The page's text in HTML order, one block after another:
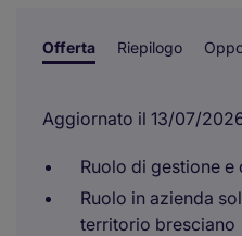
Offerta Riepilogo
Aggiornato il 13/07/
Ruolo di gestione
Ruolo in azienda
territorio bresciano